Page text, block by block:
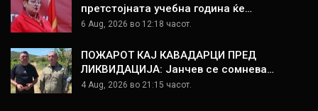
претстојната учебна година ќе…
6 Aug, 2026 во 12:18 часот.
ПОЖАРОТ КАЈ КАВАДАРЦИ ПРЕД
ЛИКВИДАЦИЈА: Јанчев се сомнева…
4 Aug, 2026 во 21:15 часот.